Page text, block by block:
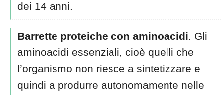
dei 14 anni.
Barrette proteiche con aminoacidi. Gli
aminoacidi essenziali, cioè quelli che
l’organismo non riesce a sintetizzare e
quindi a produrre autonomamente nelle